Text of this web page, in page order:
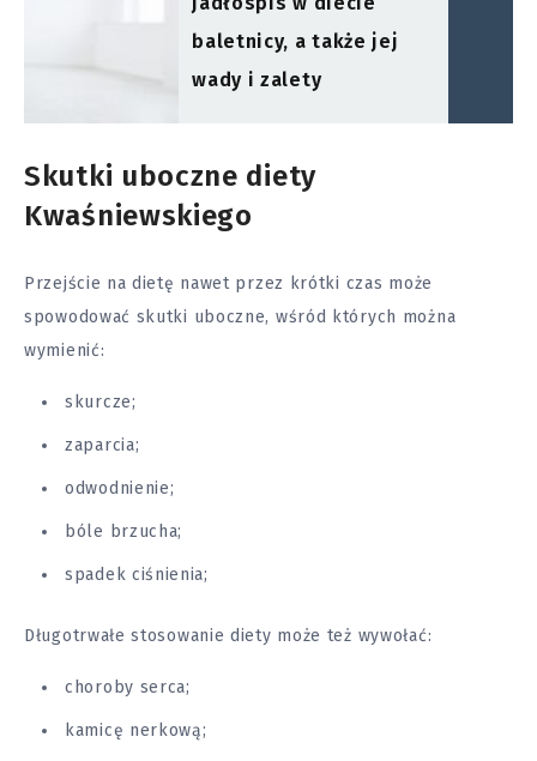
baletnicy, a także jej
wady i zalety
Skutki uboczne diety
Kwaśniewskiego
Przejście na dietę nawet przez krótki czas może
spowodować skutki uboczne, wśród których można
wymienić:
skurcze;
zaparcia;
odwodnienie;
bóle brzucha;
spadek ciśnienia;
Długotrwałe stosowanie diety może też wywołać:
choroby serca;
kamicę nerkową;